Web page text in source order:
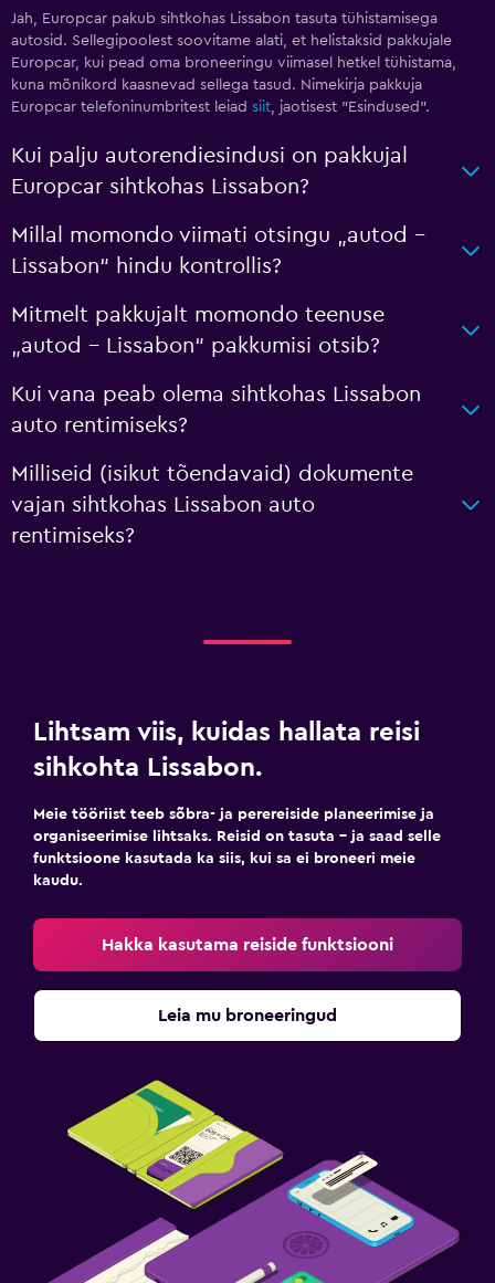
Jah, Europcar pakub sihtkohas Lissabon tasuta tühistamisega
autosid. Sellegipoolest soovitame alati, et helistaksid pakkujale
Europcar, kui pead oma broneeringu viimasel hetkel tühistama,
kuna mõnikord kaasnevad sellega tasud. Nimekirja pakkuja
Europcar telefoninumbritest leiad siit, jaotisest "Esindused".
Kui palju autorendiesindusi on pakkujal
Europcar sihtkohas Lissabon?
Millal momondo viimati otsingu „autod –
Lissabon“ hindu kontrollis?
Mitmelt pakkujalt momondo teenuse
„autod – Lissabon“ pakkumisi otsib?
Kui vana peab olema sihtkohas Lissabon
auto rentimiseks?
Milliseid (isikut tõendavaid) dokumente
vajan sihtkohas Lissabon auto
rentimiseks?
Lihtsam viis, kuidas hallata reisi
sihkohta Lissabon.
Meie tööriist teeb sõbra- ja perereiside planeerimise ja
organiseerimise lihtsaks. Reisid on tasuta – ja saad selle
funktsioone kasutada ka siis, kui sa ei broneeri meie
kaudu.
Hakka kasutama reiside funktsiooni
Leia mu broneeringud